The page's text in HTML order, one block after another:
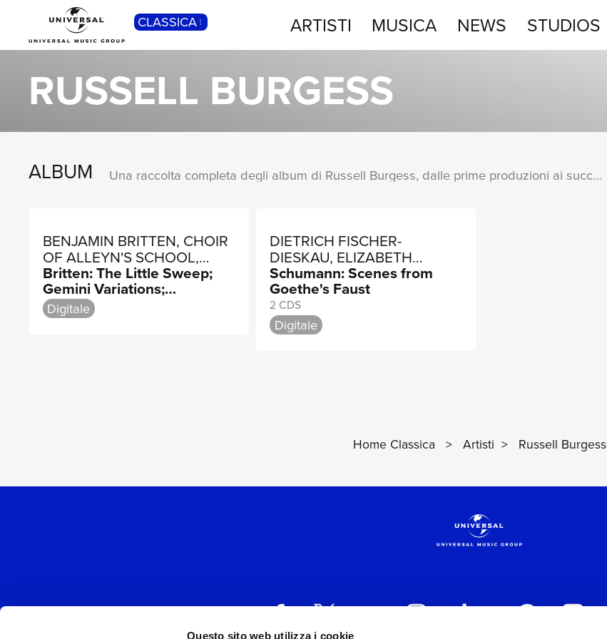
Questo sito web utilizza i cookie
CLASSICA ARTISTI MUSICA NEWS STUDIOS
RUSSELL BURGESS
ALBUM Una raccolta completa degli album di Russell Burgess, dalle prime produzioni ai successi più recenti.
BENJAMIN BRITTEN, CHOIR
OF ALLEYN'S SCHOOL,
ENGLISH OPERA GROUP
ORCHESTRA
Britten: The Little Sweep;
Gemini Variations;
Children's Crusade
Digitale
DIETRICH FISCHER-
DIESKAU, ELIZABETH
HARWOOD, JOHN SHIRLEY-
QUIRK
Schumann: Scenes from
Goethe's Faust
2 CDS
Digitale
Home Classica > Artisti > Russell Burgess
POP
Cantautori, Dance...
STUDIOS
SHOP